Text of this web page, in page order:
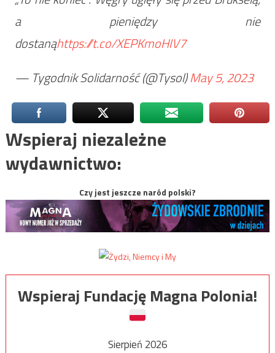
a pieniędzy nie
dostanąhttps://t.co/XEPKmoHIV7
— Tygodnik Solidarność (@Tysol)May 5, 2023
Wspieraj niezależne
wydawnictwo:
Czy jest jeszcze naród polski?
Wspieraj Fundację Magna Polonia!
Sierpień 2026